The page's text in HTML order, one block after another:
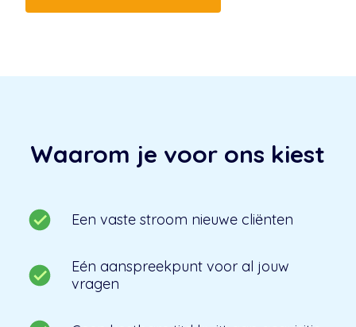
Waarom je voor ons kiest
Een vaste stroom nieuwe cliënten
Eén aanspreekpunt voor al jouw
vragen